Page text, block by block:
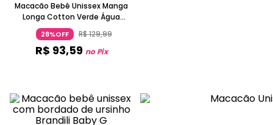
Macacão Bebê Unissex Manga
Longa Cotton Verde Água
Brandili Baby
28%OFF R$129,99
R$ 93,59 no Pix